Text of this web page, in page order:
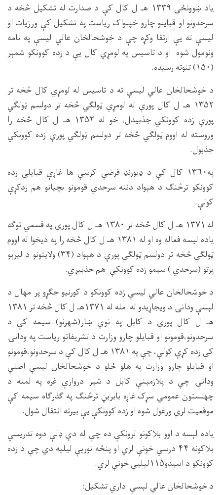
یاد ښوونځی ۱۳۳۹ هـ ل کال کې د صدارت له تشکیل څخه د
سرحدونو او قبایلو چارو خپلواک ریاست په تشکیل کې ورزیات او
لیسې ته یې ارتقا وکړه چې د خوشحالخان عالي لیسې په نامه
ونومول شوه او د تاسیس په لومړي کال یې د زده کوونکو شمېر
(۱۵۰) تنوته رسیده.
د خوشحالخان عالي لیسې ته د تاسیس له لومړي کال څخه تر
۱۳۵۲ هـ ل کال پورې له لومړي ټولګي څخه تر دولسم ټولګي
پورې زده کوونکي جذبیدل، خو له ۱۳۵۲ هـ ل کال څخه را
وروسته له اووم ټولګي څخه تر دولسم ټولګي پورې زده کوونکي
جذبول.
په۱۳۶۰ کال کې د ډیورنډ فرضي کرښې ها غاړې قبایلي زده
کوونکو ترڅنګ د هېواد دننه سرحدي قومونو بچیانو هم زدکړې
کولې.
له ۱۳۷۱ هـ ل کال څخه تر ۱۳۸۰ هـ ل کال پورې په قسمي توګه
یاده لیسه فعاله وه او له ۱۳۸۱ هـ ل کال څخه را په دیخوا له اووم
ټولګي څخه تر دولسم ټولګي پورې د هېواد (۳۴) ولایتونو د لیرېو
پرتو (سرحدي ) سیمو زده کوونکې هم جذبیږي.
د خوشحالخان عالي لیسې زده کوونکو د کورنیو جګړو پر مهال د
لېسې ودانۍ د ویجاړیدو له امله له ۱۳۷۱هـ ل کال څخه تر ۱۳۸۱
هـ ل کال پورې د کابل په نوي ښار(شهرنو) سیمه کې د
سرحدونو،قومونو او قبایلو چارو وزارت د تشریفاتو ریاست په ودانۍ
کې زده کړې کولې، چې په ۱۳۸۱ هـ ل کال کې د سرحدونو،قومونو
او قبایلو چارو وزارت په هلو ځلو د خوشحالخان لیسې اصلي
ودانۍ چې د پلازمېنې کابل د شیر دروازې غره په لمنه د
چهلستون عمومي سړک غاړه بابربڼ ترڅنګ په ګذرګاه سیمه کې
موقعیت لري ورغول شوه او زده کوونکې یې بیرته انتقال شول.
یاده لېسه د اوو بلاکونو لرونکې ده چې له دې ډلې دوه تدریسي
بلاکونه ۴۴ درسي خونې لري او پنځه نوریې لیلیه دي چې د زده
کوونکو د اسیدو۱۱۵لیلیې خونې لري.
د خوشحالخان عالي لېسې اداري تشکیل: